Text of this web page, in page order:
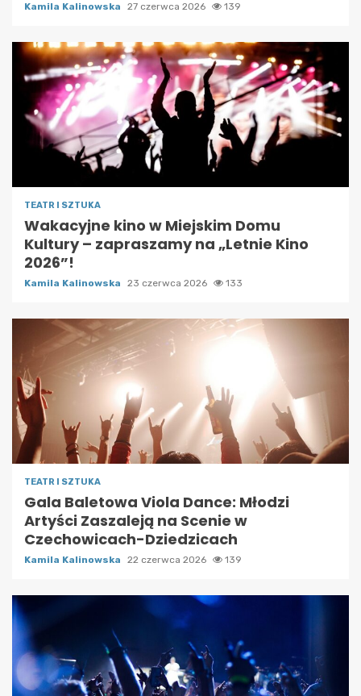
Kamila Kalinowska 27 czerwca 2026 139
TEATR I SZTUKA
Wakacyjne kino w Miejskim Domu
Kultury – zapraszamy na „Letnie Kino
2026”!
Kamila Kalinowska 23 czerwca 2026 133
TEATR I SZTUKA
Gala Baletowa Viola Dance: Młodzi
Artyści Zaszaleją na Scenie w
Czechowicach-Dziedzicach
Kamila Kalinowska 22 czerwca 2026 139